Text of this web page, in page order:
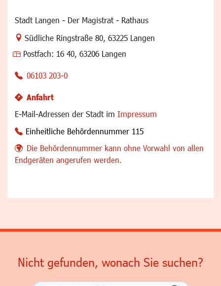
Stadt Langen - Der Magistrat - Rathaus
Link zur Google-Maps Navigation
Südliche Ringstraße 80, 63225 Langen
Postfach: 16 40, 63206 Langen
06103 203-0
Anfahrt
E-Mail-Adressen der Stadt im Impressum
Einheitliche Behördennummer 115
Die Behördennummer kann ohne Vorwahl von allen
Endgeräten angerufen werden.
Nicht gefunden, wonach Sie suchen?